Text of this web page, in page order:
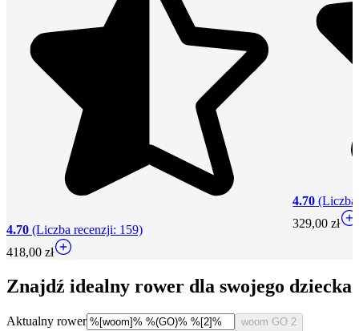
4.70 (Liczba recenzji: 159)
418,00 zł
4.70 (Liczba
329,00 zł
Znajdź idealny rower dla swojego dziecka
Aktualny rower woom GO 2